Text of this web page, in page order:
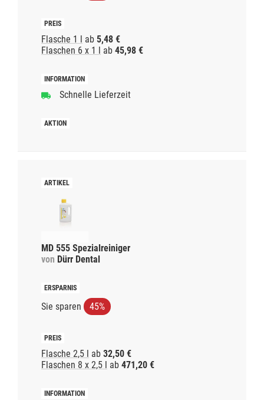
Flasche 1 l ab 5,48 €
Flaschen 6 x 1 l ab 45,98 €
Schnelle Lieferzeit
MD 555 Spezialreiniger
von Dürr Dental
Sie sparen 45%
Flasche 2,5 l ab 32,50 €
Flaschen 8 x 2,5 l ab 471,20 €